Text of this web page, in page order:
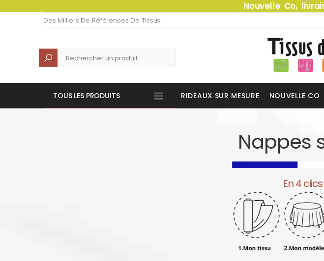
Nouvelle Co,
Des Milliers De Références De Tissus !
Recherche
TOUS LES PRODUITS RIDEAUX SUR MESURE NOUVELLE CO
Nappes
En 4